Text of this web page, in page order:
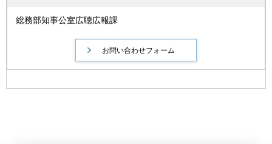
総務部知事公室広聴広報課